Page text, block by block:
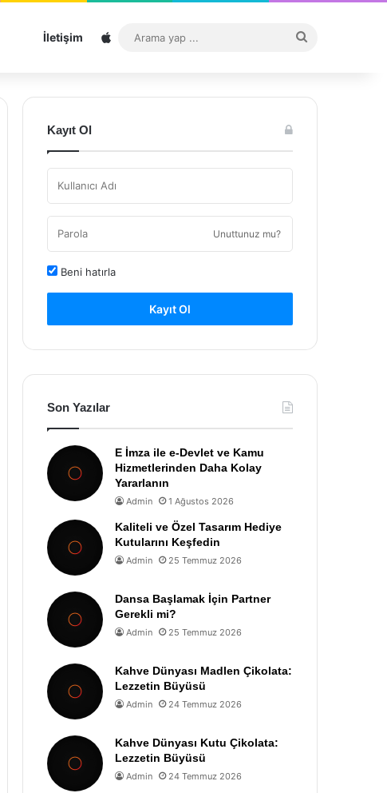
İletişim Sitemap
...
Kayıt Ol
Unuttunuz mu?
Beni hatırla
Kayıt Ol
Son Yazılar
E İmza ile e-Devlet ve Kamu
Hizmetlerinden Daha Kolay
Yararlanın
Admin 1 Ağustos 2026
Kaliteli ve Özel Tasarım Hediye
Kutularını Keşfedin
Admin 25 Temmuz 2026
Dansa Başlamak İçin Partner
Gerekli mi?
Admin 25 Temmuz 2026
Kahve Dünyası Madlen Çikolata:
Lezzetin Büyüsü
Admin 24 Temmuz 2026
Kahve Dünyası Kutu Çikolata:
Lezzetin Büyüsü
Admin 24 Temmuz 2026